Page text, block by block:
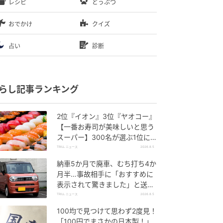
レシピ どうぶつ
おでかけ クイズ
占い 診断
し記事ランキング
2位『イオン』3位『ヤオコー』
【一番お寿司が美味しいと思う
スーパー】300名が選ぶ1位に
「本格的な美味しさ」「食べ応
TRILL ニュース 2026.8.5
納車5か月で廃車、むち打ち4か
月半…事故相手に「おすすめに
表示されて驚きました」と送っ
た結末
TRILL ニュース 2026.8.5
100均で見つけて思わず2度見！
「100円でまさかの日本製！」